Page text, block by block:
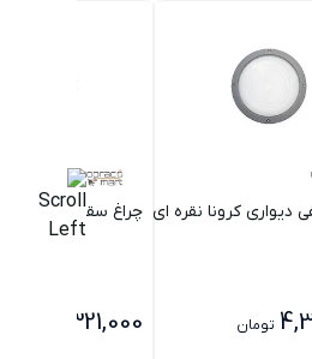
وات مازی نور
کرونا نقره ای کامپکت بالاست سرخود 23 وات مازی
تومان
چراغ سقفی دیواری
4,321,000